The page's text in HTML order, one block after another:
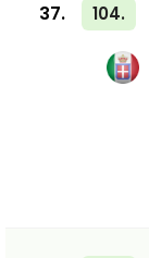
37. 104.